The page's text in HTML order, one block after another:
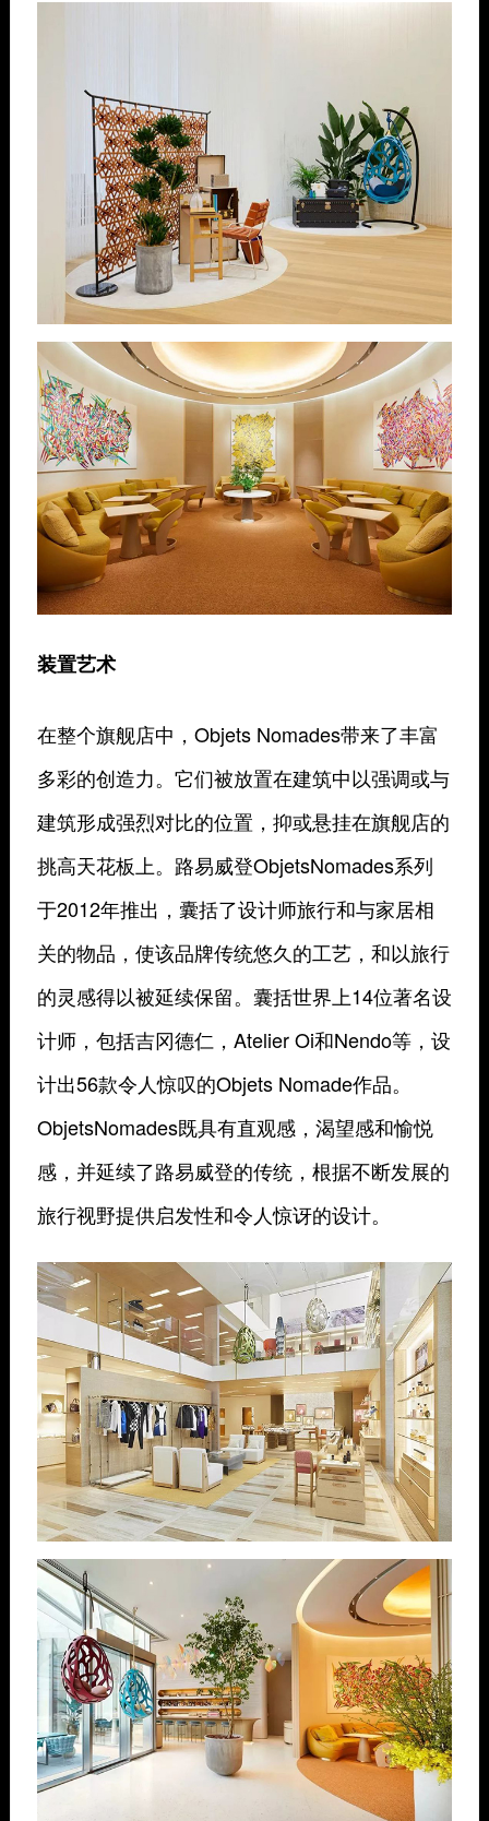
装置艺术
在整个旗舰店中，Objets Nomades带来了丰富
多彩的创造力。它们被放置在建筑中以强调或与
建筑形成强烈对比的位置，抑或悬挂在旗舰店的
挑高天花板上。路易威登ObjetsNomades系列
于2012年推出，囊括了设计师旅行和与家居相
关的物品，使该品牌传统悠久的工艺，和以旅行
的灵感得以被延续保留。囊括世界上14位著名设
计师，包括吉冈德仁，Atelier Oi和Nendo等，设
计出56款令人惊叹的Objets Nomade作品。
ObjetsNomades既具有直观感，渴望感和愉悦
感，并延续了路易威登的传统，根据不断发展的
旅行视野提供启发性和令人惊讶的设计。